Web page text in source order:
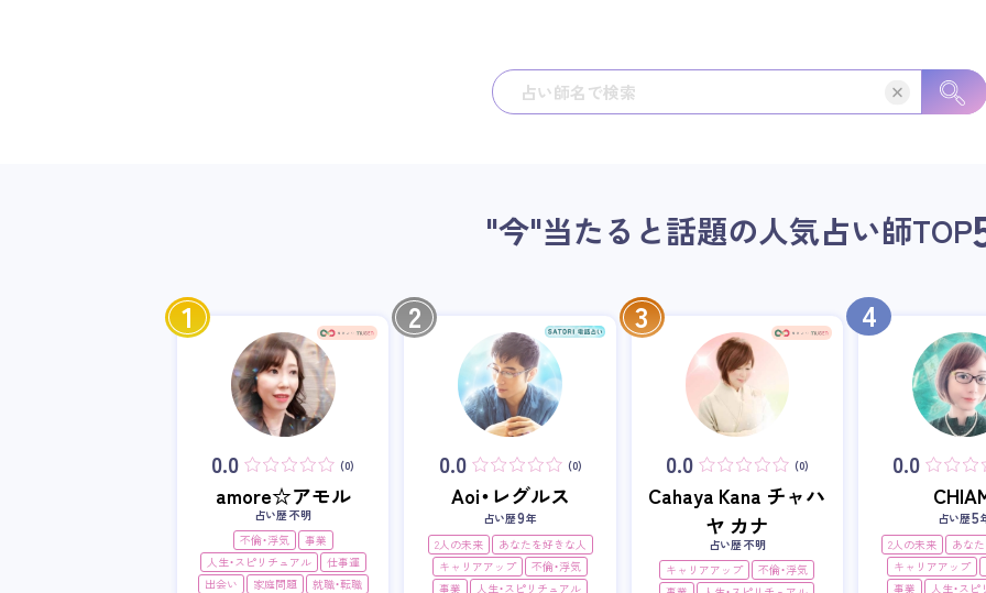
"今"当たると話題の人気占い師TOP
1
0.0 (0)
amore☆アモル
占い歴 不明
不倫・浮気
事業
人生・スピリチュアル
仕事運
出会い
家庭問題 就職・転職
2
0.0 (0)
Aoi・レグルス
占い歴9年
2人の未来
あなたを好きな人
キャリアアップ
不倫・浮気
事業
人生・スピリチュアル
3
0.0 (0)
Cahaya Kana チャハ
ヤ カナ
占い歴 不明
キャリアアップ
不倫・浮気
4
0.0
占い歴5
2人の未来
あな
キャリアアップ
事業
人生・ス